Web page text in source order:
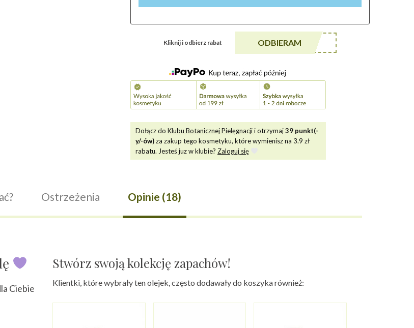
Kliknij i odbierz rabat ODBIERAM
******A5
Dołącz do Klubu Botanicznej Pielęgnacjii otrzymaj39 punkt(-
y/-ów)za zakup tego kosmetyku, które wymienisz na 3.9 zł
rabatu. Jesteś juz w klubie? Zaloguj się
Ostrzeżenia Opinie (18)
Stwórz swoją kolekcję zapachów!
Klientki, które wybrały ten olejek, często dodawały do koszyka również:
Ciebie